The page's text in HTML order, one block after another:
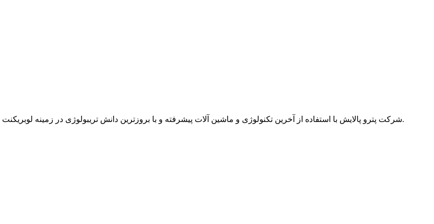
شرکت پترو پالایش با استفاده از آخرین تکنولوژی و ماشین آلات پیشرفته و با بروزترین دانش تریبولوژی در زمینه لوبریکنت ها ، افتخار دارد پاسخگوی نیاز روان کننده های خودرویی و صنعتی کشور باشد.